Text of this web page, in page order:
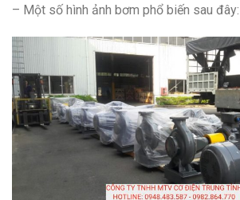
– Một số hình ảnh bơm phổ biến sau đây: